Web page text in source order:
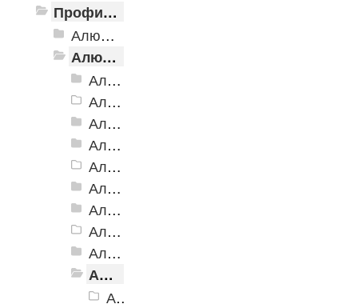
Профили алюминиевые с резиновой вставкой
Алюминиевая полоса с резиновыми вставками
Алюминиевый угол-порог с резиновой вставкой
Алюминиевый угол-порог АУ-38, 38x20 мм
Алюминиевый угол-порог АУ-42 Евро, 2500мм
Алюминиевый угол-порог АУ-42, 42x23 мм
Алюминиевый угол-порог АУ-42 (на клеевой основе)
Алюминиевый угол-порог АУ-50 Евро, 2500мм
Алюминиевый угол-порог АУ-50 премиум
Алюминиевый угол-порог с двойной резиновой вставкой АУ-68
Алюминиевый угол-порог АУ-72
Алюминиевый угол-порог с тройной резиновой вставкой АУ-98
Алюминиевый угол-порог с пятью резиновыми вставками АУ-160
Алюминиевый угол-порог АУ-160, черный